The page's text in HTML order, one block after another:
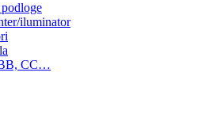
iluminator
CC…